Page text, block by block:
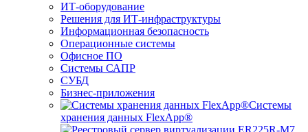
ИТ-оборудование
Решения для ИТ-инфраструктуры
Информационная безопасность
Операционные системы
Офисное ПО
Системы САПР
СУБД
Бизнес-приложения
Системы
хранения данных FlexApp®